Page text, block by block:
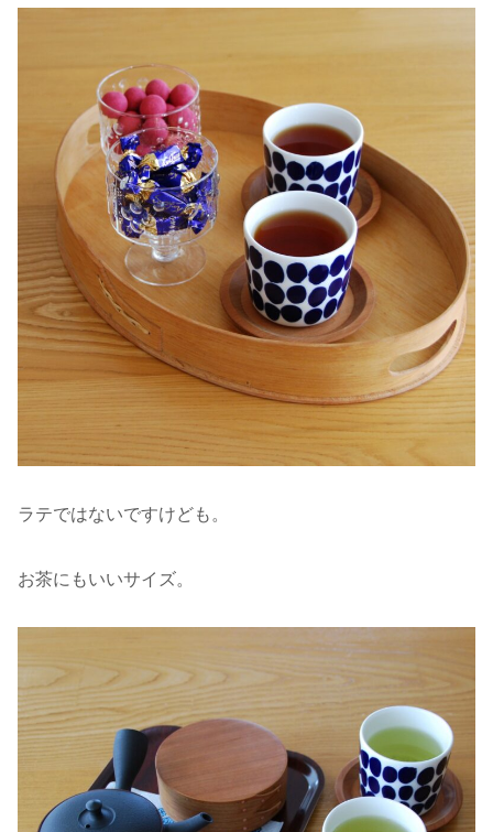
ラテではないですけども。
お茶にもいいサイズ。